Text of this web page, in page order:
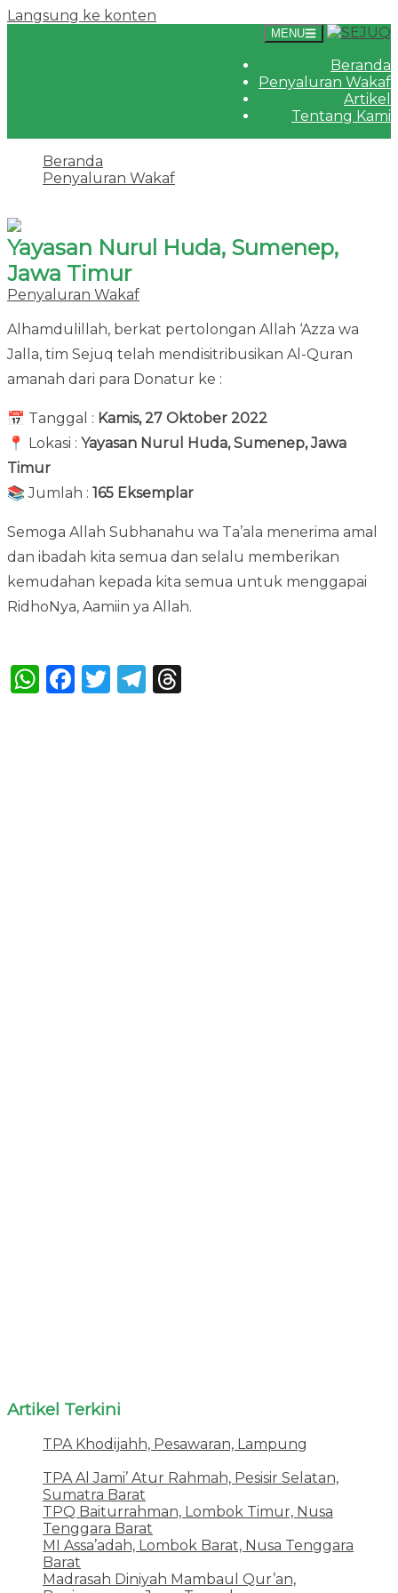
Langsung ke konten
MENU
Beranda
Penyaluran Wakaf
Artikel
Tentang Kami
Beranda
Penyaluran Wakaf
Yayasan Nurul Huda, Sumenep,
Jawa Timur
Penyaluran Wakaf
Alhamdulillah, berkat pertolongan Allah ‘Azza wa
Jalla, tim Sejuq telah mendisitribusikan Al-Quran
amanah dari para Donatur ke :
📅 Tanggal : Kamis, 27 Oktober 2022
📍 Lokasi : Yayasan Nurul Huda, Sumenep, Jawa
Timur
📚 Jumlah : 165 Eksemplar
Semoga Allah Subhanahu wa Ta’ala menerima amal
dan ibadah kita semua dan selalu memberikan
kemudahan kepada kita semua untuk menggapai
RidhoNya, Aamiin ya Allah.
WhatsApp
Facebook
Twitter
Telegram
Artikel Terkini
TPA Khodijahh, Pesawaran, Lampung
TPA Al Jami’ Atur Rahmah, Pesisir Selatan,
Sumatra Barat
TPQ Baiturrahman, Lombok Timur, Nusa
Tenggara Barat
MI Assa’adah, Lombok Barat, Nusa Tenggara
Barat
Madrasah Diniyah Mambaul Qur’an,